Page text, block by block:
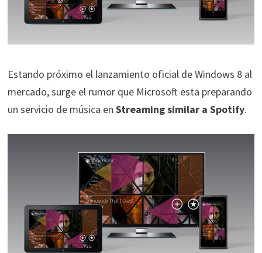
Estando próximo el lanzamiento oficial de Windows 8 al
mercado, surge el rumor que Microsoft esta preparando
un servicio de música en Streaming similar a Spotify.